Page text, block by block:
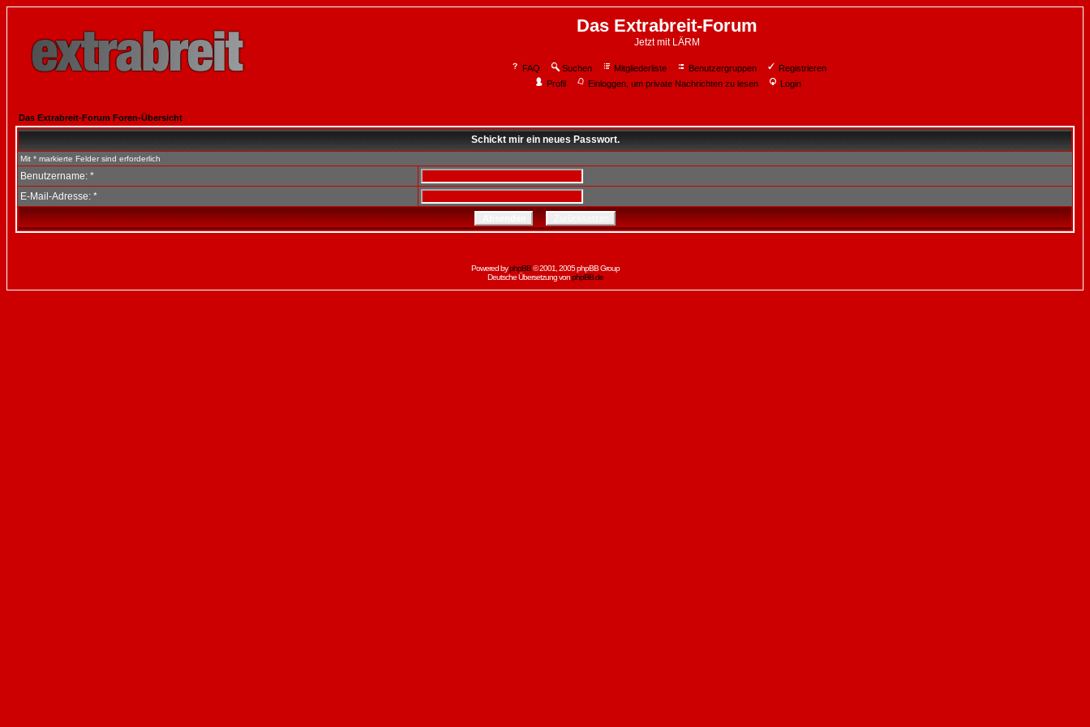
Das Extrabreit-Forum
Jetzt mit LÄRM
FAQ Suchen Mitgliederliste Benutzergruppen
Registrieren
Profil
Einloggen, um private Nachrichten zu lesen Login
Das Extrabreit-Forum Foren-Übersicht
Schickt mir ein neues Passwort.
Mit * markierte Felder sind erforderlich
Benutzername: *
E-Mail-Adresse: *
Powered byphpBB© 2001, 2005 phpBB Group
Deutsche Übersetzung vonphpBB.de